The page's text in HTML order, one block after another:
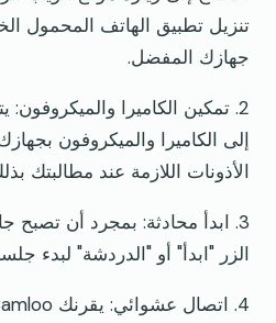
تنزيل تطبيق الهاتف المحمول
جهازك المفضل.
إلى الكاميرا والميكروفون
الأذونات اللازمة عند مطالبتك
3. ابدأ محادثة: بمجرد أن تصبح
الزر "ابدأ" أو "الدردشة" لبدء